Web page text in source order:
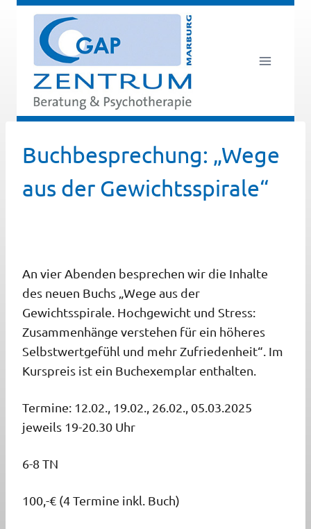
Zum
springen
Buchbesprechung: „Wege
aus der Gewichtsspirale“
An vier Abenden besprechen wir die Inhalte
des neuen Buchs „Wege aus der
Gewichtsspirale. Hochgewicht und Stress:
Zusammenhänge verstehen für ein höheres
Selbstwertgefühl und mehr Zufriedenheit“. Im
Kurspreis ist ein Buchexemplar enthalten.
Termine: 12.02., 19.02., 26.02., 05.03.2025
jeweils 19-20.30 Uhr
6-8 TN
100,-€ (4 Termine inkl. Buch)